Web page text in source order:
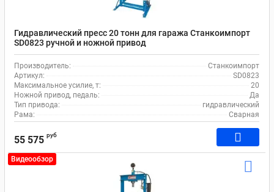
Гидравлический пресс 20 тонн для гаража Станкоимпорт
SD0823 ручной и ножной привод
Производитель:
Станкоимпорт
Артикул:
SD0823
Максимальное усилие, т:
20
Ножной привод, педаль:
Да
Тип привода:
гидравлический
Рама:
Сварная
55 575 руб
Видеообзор